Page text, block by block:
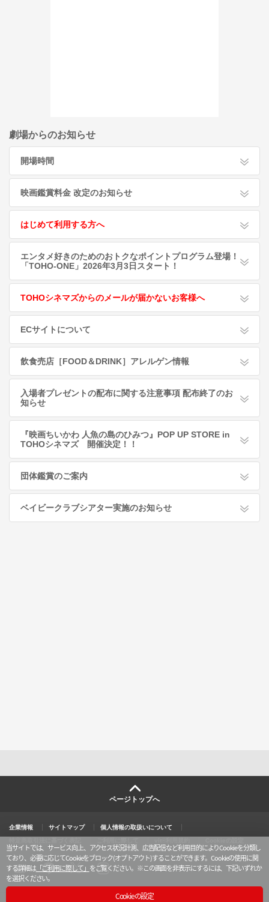
劇場からのお知らせ
開場時間
映画鑑賞料金 改定のお知らせ
はじめて利用する方へ
エンタメ好きのためのおトクなポイントプログラム登場！
「TOHO-ONE」2026年3月3日スタート！
TOHOシネマズからのメールが届かないお客様へ
ECサイトについて
飲食売店［FOOD＆DRINK］アレルゲン情報
入場者プレゼントの配布に関する注意事項 配布終了のお
知らせ
『映画ちいかわ 人魚の島のひみつ』POP UP STORE in
TOHOシネマズ 開催決定！！
団体鑑賞のご案内
ベイビークラブシアター実施のお知らせ
ページトップへ
企業情報 サイトマップ
個人情報の取扱いについて
y
l
当サイトでは、サービス向上、アクセス状況計測、広告配信など利用目的によりCookieを分類し
ており、必要に応じてCookieをブロック(オプトアウト)することができます。Cookieの使用に関
する詳細は「ご利用に際して」 をご覧ください。 ※この画面を非表示にするには、下記いずれか
を選択ください。
Cookieの設定